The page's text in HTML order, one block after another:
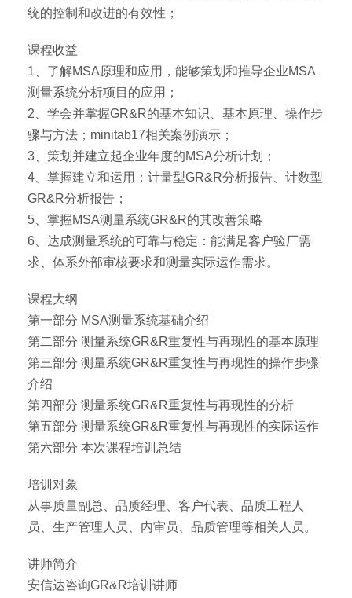
统的控制和改进的有效性；
课程收益
1、了解MSA原理和应用，能够策划和推导企业MSA
测量系统分析项目的应用；
2、学会并掌握GR&R的基本知识、基本原理、操作步
骤与方法；minitab17相关案例演示；
3、策划并建立起企业年度的MSA分析计划；
4、掌握建立和运用：计量型GR&R分析报告、计数型
GR&R分析报告；
5、掌握MSA测量系统GR&R的其改善策略
6、达成测量系统的可靠与稳定：能满足客户验厂需
求、体系外部审核要求和测量实际运作需求。
课程大纲
第一部分 MSA测量系统基础介绍
第二部分 测量系统GR&R重复性与再现性的基本原理
第三部分 测量系统GR&R重复性与再现性的操作步骤
介绍
第四部分 测量系统GR&R重复性与再现性的分析
第五部分 测量系统GR&R重复性与再现性的实际运作
第六部分 本次课程培训总结
培训对象
从事质量副总、品质经理、客户代表、品质工程人
员、生产管理人员、内审员、品质管理等相关人员。
讲师简介
安信达咨询GR&R培训讲师